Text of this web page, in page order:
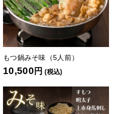
もつ鍋みそ味（5人前）
10,500 円 (税込)